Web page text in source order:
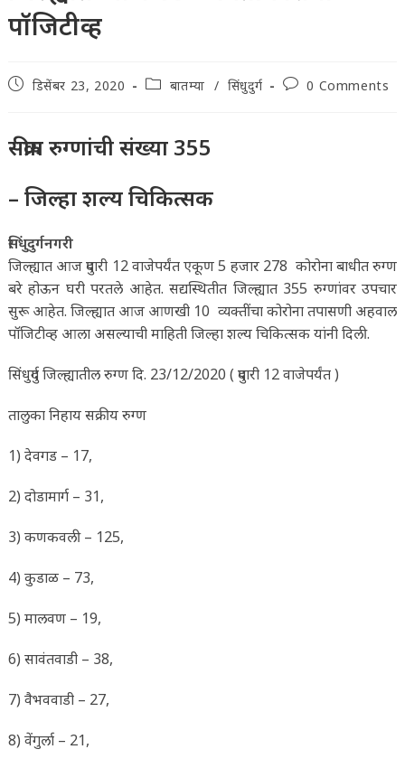
पॉजिटीव्ह
Postडिसेंबर 23, 2020
Postबातम्या / सिंधुदुर्ग
Post0 Comments
सक्रीय रुग्णांची संख्या 355
– जिल्हा शल्य चिकित्सक
सिंधुदुर्गनगरी
जिल्ह्यात आज दुपारी 12 वाजेपर्यंत एकूण 5 हजार 278 कोरोना बाधीत रुग्ण
बरे होऊन घरी परतले आहेत. सद्यस्थितीत जिल्ह्यात 355 रुग्णांवर उपचार
सुरू आहेत. जिल्ह्यात आज आणखी 10 व्यक्तींचा कोरोना तपासणी अहवाल
पॉजिटीव्ह आला असल्याची माहिती जिल्हा शल्य चिकित्सक यांनी दिली.
सिंधुदुर्ग जिल्ह्यातील रुग्ण दि. 23/12/2020 ( दुपारी 12 वाजेपर्यंत )
तालुका निहाय सक्रीय रुग्ण
1) देवगड – 17,
2) दोडामार्ग – 31,
3) कणकवली – 125,
4) कुडाळ – 73,
5) मालवण – 19,
6) सावंतवाडी – 38,
7) वैभववाडी – 27,
8) वेंगुर्ला – 21,